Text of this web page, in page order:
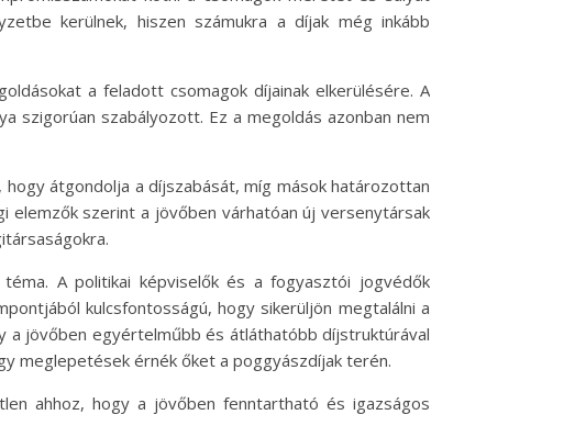
kerülnek, hiszen számukra a díjak még inkább
a feladott csomagok díjainak elkerülésére. A
szigorúan szabályozott. Ez a megoldás azonban nem
átgondolja a díjszabását, míg mások határozottan
elemzők szerint a jövőben várhatóan új versenytársak
A politikai képviselők és a fogyasztói jogvédők
kulcsfontosságú, hogy sikerüljön megtalálni a
a jövőben egyértelműbb és átláthatóbb díjstruktúrával
meglepetések érnék őket a poggyászdíjak terén.
ahhoz, hogy a jövőben fenntartható és igazságos